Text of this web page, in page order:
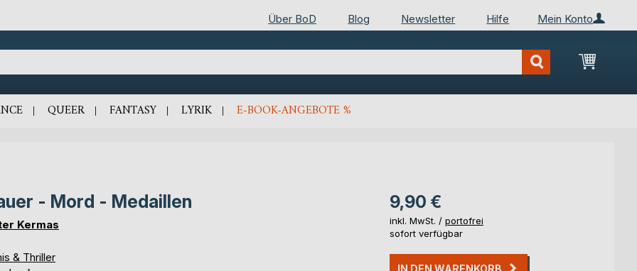
Mein Konto
Über BoD Blog Newsletter Hilfe
Mein
QUEER FANTASY LYRIK E-BOOK-ANGEBOTE %
- Mord - Medaillen
Kermas
& Thriller
9,90 €
inkl. MwSt. / portofrei
sofort verfügbar
IN DEN WARENKORB